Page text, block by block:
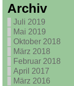
Archiv
Juli 2019
Mai 2019
Oktober 2018
März 2018
Februar 2018
April 2017
März 2016